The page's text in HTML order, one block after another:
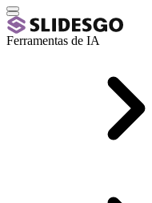
Ferramentas de IA